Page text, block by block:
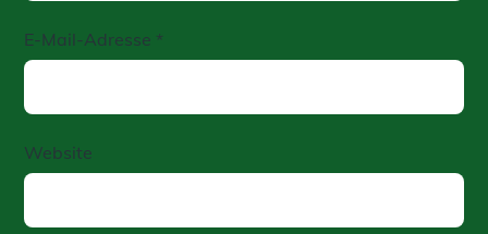
E-Mail-Adresse *
Website